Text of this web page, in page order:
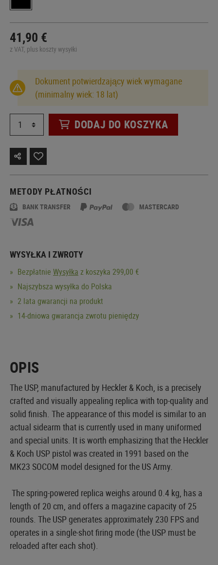
41,90 €
z VAT, plus koszty wysyłki
Dokument potwierdzający wiek wymagane
(minimalny wiek: 18 lat)
DODAJ DO KOSZYKA
METODY PŁATNOŚCI
BANK TRANSFER MASTERCARD
WYSYŁKA I ZWROTY
Bezpłatnie Wysyłka z koszyka 299,00 €
Najszybsza wysyłka do Polska
2 lata gwarancji na produkt
14-dniowa gwarancja zwrotu pieniędzy
OPIS
The USP, manufactured by Heckler & Koch, is a precisely
crafted and visually appealing replica with top-quality and
solid finish. The appearance of this model is similar to an
actual sidearm that is currently used in many uniformed
and special units. It is worth emphasizing that the Heckler
& Koch USP pistol was created in 1991 based on the
MK23 SOCOM model designed for the US Army.
The spring-powered replica weighs around 0.4 kg, has a
length of 20 cm, and offers a magazine capacity of 25
rounds. The USP generates approximately 230 FPS and
operates in a single-shot firing mode (the USP must be
reloaded after each shot).